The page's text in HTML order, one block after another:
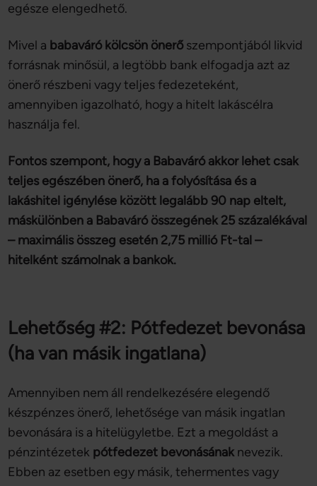
egésze elengedhető.
Mivel a babaváró kölcsön önerő szempontjából likvid
forrásnak minősül, a legtöbb bank elfogadja azt az
önerő részbeni vagy teljes fedezeteként,
amennyiben igazolható, hogy a hitelt lakáscélra
használja fel.
Fontos szempont, hogy a Babaváró akkor lehet csak
teljes egészében önerő, ha a folyósítása és a
lakáshitel igénylése között legalább 90 nap eltelt,
máskülönben a Babaváró összegének 25 százalékával
– maximális összeg esetén 2,75 millió Ft-tal –
hitelként számolnak a bankok.
Lehetőség #2: Pótfedezet bevonása
(ha van másik ingatlana)
Amennyiben nem áll rendelkezésére elegendő
készpénzes önerő, lehetősége van másik ingatlan
bevonására is a hitelügyletbe. Ezt a megoldást a
pénzintézetek pótfedezet bevonásánaknevezik.
Ebben az esetben egy másik, tehermentes vagy